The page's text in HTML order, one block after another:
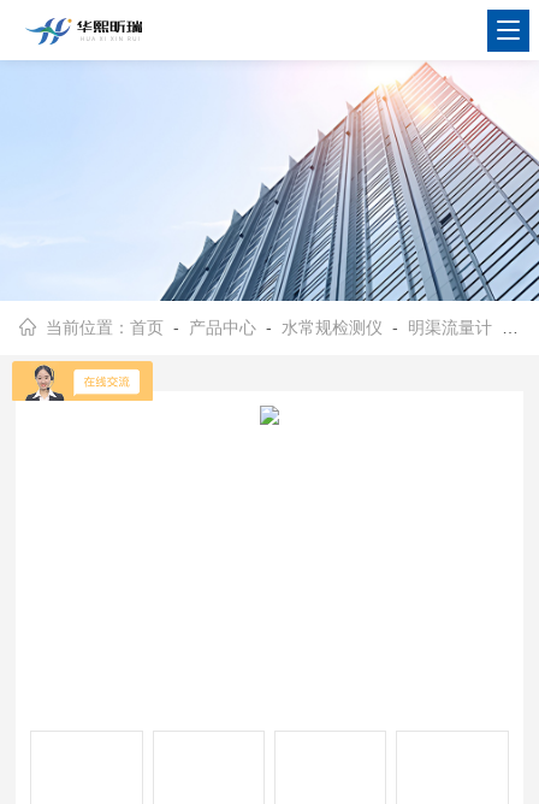
当前位置：首页 - 产品中心 - 水常规检测仪 - 明渠流量计